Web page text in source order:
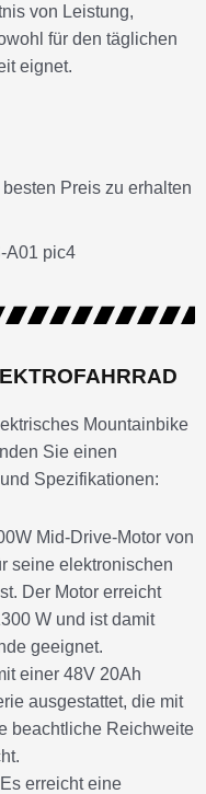
von Leistung,
für den täglichen
eignet.
Preis zu erhalten
Mountainbike
Sie einen
Spezifikationen:
Mid-Drive-Motor von
seine elektronischen
Der Motor erreicht
W und ist damit
geeignet.
einer 48V 20Ah
ausgestattet, die mit
beachtliche Reichweite
erreicht eine